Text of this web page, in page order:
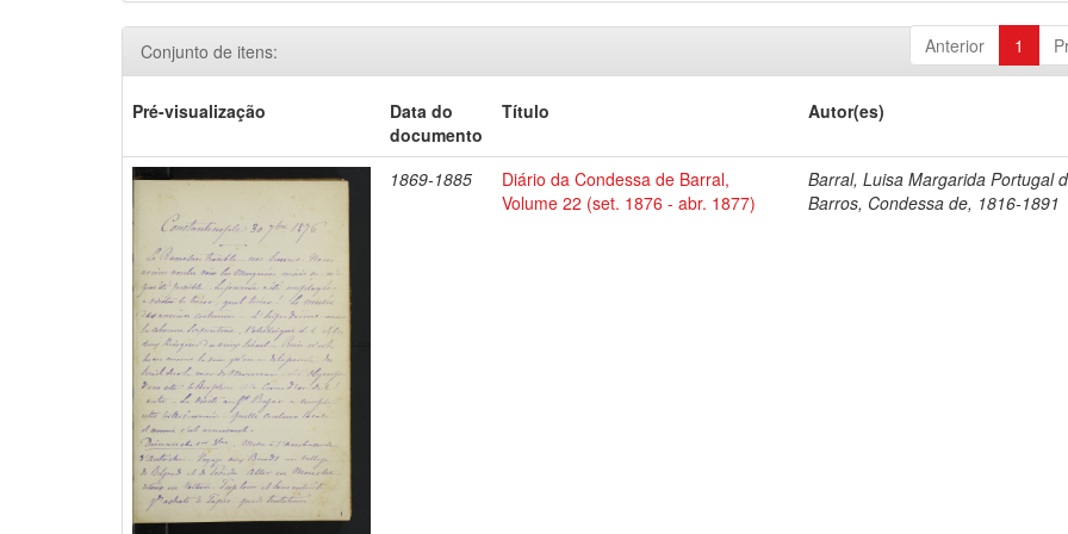
Anterior 1
Conjunto de itens:
Pré-visualização
Data do
documento
Título Autor(es)
1869-1885
Diário da Condessa de Barral,
Volume 22 (set. 1876 - abr. 1877)
Barral, Luisa Margarida Portugal
Barros, Condessa de, 1816-1891